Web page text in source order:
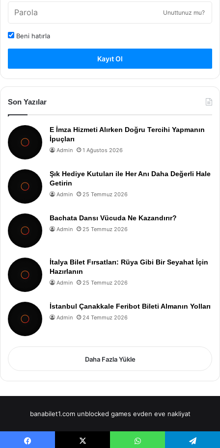
Unuttunuz mu?
Beni hatırla
Kayıt Ol
Son Yazılar
E İmza Hizmeti Alırken Doğru Tercihi Yapmanın
İpuçları
Admin 1 Ağustos 2026
Şık Hediye Kutuları ile Her Anı Daha Değerli Hale
Getirin
Admin 25 Temmuz 2026
Bachata Dansı Vücuda Ne Kazandırır?
Admin 25 Temmuz 2026
İtalya Bilet Fırsatları: Rüya Gibi Bir Seyahat İçin
Hazırlanın
Admin 25 Temmuz 2026
İstanbul Çanakkale Feribot Bileti Almanın Yolları
Admin 24 Temmuz 2026
Daha Fazla Yükle
banabilet1.com unblocked games evden eve nakliyat